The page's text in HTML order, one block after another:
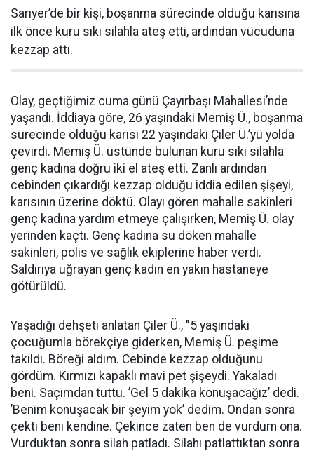
Sarıyer’de bir kişi, boşanma sürecinde olduğu karısına
ilk önce kuru sıkı silahla ateş etti, ardından vücuduna
kezzap attı.
Olay, geçtiğimiz cuma günü Çayırbaşı Mahallesi’nde
yaşandı. İddiaya göre, 26 yaşındaki Memiş Ü., boşanma
sürecinde olduğu karısı 22 yaşındaki Çiler Ü.’yü yolda
çevirdi. Memiş Ü. üstünde bulunan kuru sıkı silahla
genç kadına doğru iki el ateş etti. Zanlı ardından
cebinden çıkardığı kezzap olduğu iddia edilen şişeyi,
karısının üzerine döktü. Olayı gören mahalle sakinleri
genç kadına yardım etmeye çalışırken, Memiş Ü. olay
yerinden kaçtı. Genç kadına su döken mahalle
sakinleri, polis ve sağlık ekiplerine haber verdi.
Saldırıya uğrayan genç kadın en yakın hastaneye
götürüldü.
Yaşadığı dehşeti anlatan Çiler Ü., "5 yaşındaki
çocuğumla börekçiye giderken, Memiş Ü. peşime
takıldı. Böreği aldım. Cebinde kezzap olduğunu
gördüm. Kırmızı kapaklı mavi pet şişeydi. Yakaladı
beni. Saçımdan tuttu. ’Gel 5 dakika konuşacağız’ dedi.
’Benim konuşacak bir şeyim yok’ dedim. Ondan sonra
çekti beni kendine. Çekince zaten ben de vurdum ona.
Vurduktan sonra silah patladı. Silahı patlattıktan sonra